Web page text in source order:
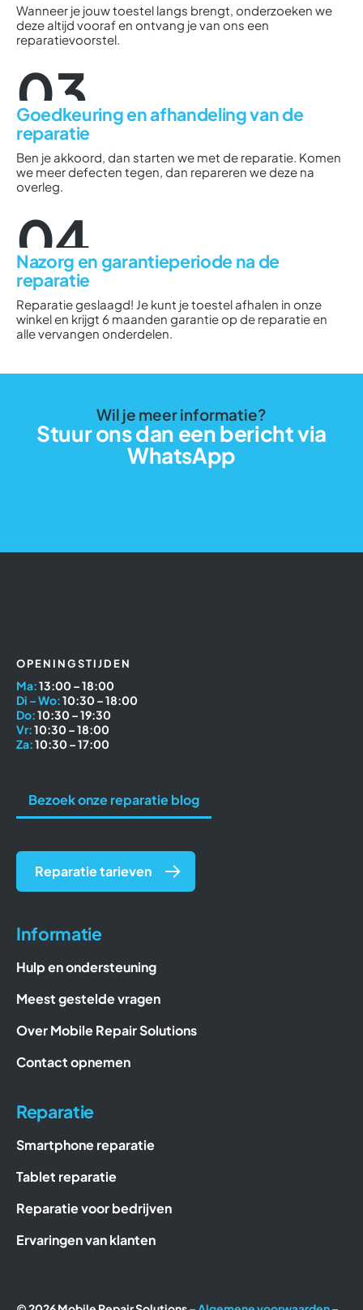
Wanneer je jouw toestel langs brengt, onderzoeken we
deze altijd vooraf en ontvang je van ons een
reparatievoorstel.
03
Goedkeuring en afhandeling van de
reparatie
Ben je akkoord, dan starten we met de reparatie. Komen
we meer defecten tegen, dan repareren we deze na
overleg.
04
Nazorg en garantieperiode na de
reparatie
Reparatie geslaagd! Je kunt je toestel afhalen in onze
winkel en krijgt 6 maanden garantie op de reparatie en
alle vervangen onderdelen.
Wil je meer informatie?
Stuur ons dan een bericht via
WhatsApp
OPENINGSTIJDEN
Ma:13:00 – 18:00
Di – Wo:10:30 – 18:00
Do:10:30 – 19:30
Vr:10:30 – 18:00
Za:10:30 – 17:00
Informatie
Hulp en ondersteuning
Meest gestelde vragen
Over Mobile Repair Solutions
Contact opnemen
Reparatie
Smartphone reparatie
Tablet reparatie
Reparatie voor bedrijven
Ervaringen van klanten
Bezoek onze reparatie blog
Reparatie tarieven